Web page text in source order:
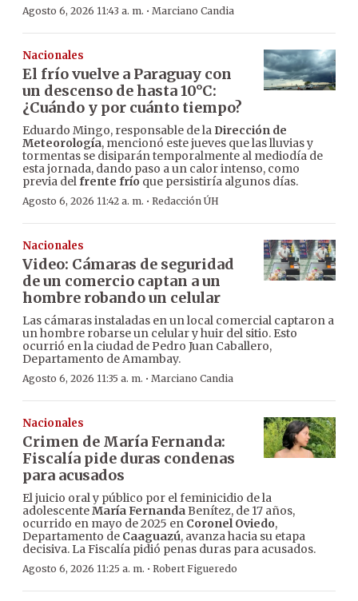
Agosto 6, 2026 11:43 a. m. · Marciano Candia
Nacionales
El frío vuelve a Paraguay con
un descenso de hasta 10°C:
¿Cuándo y por cuánto tiempo?
Eduardo Mingo, responsable de la Dirección de
Meteorología, mencionó este jueves que las lluvias y
tormentas se disiparán temporalmente al mediodía de
esta jornada, dando paso a un calor intenso, como
previa delfrente frío que persistiría algunos días.
Agosto 6, 2026 11:42 a. m. · Redacción ÚH
Nacionales
Video: Cámaras de seguridad
de un comercio captan a un
hombre robando un celular
Las cámaras instaladas en un local comercial captaron a
un hombre robarse un celular y huir del sitio. Esto
ocurrió en la ciudad de Pedro Juan Caballero,
Departamento de Amambay.
Agosto 6, 2026 11:35 a. m. · Marciano Candia
Nacionales
Crimen de María Fernanda:
Fiscalía pide duras condenas
para acusados
El juicio oral y público por el feminicidio de la
adolescenteMaría FernandaBenítez, de 17 años,
ocurrido en mayo de 2025 en Coronel Oviedo,
Departamento de Caaguazú, avanza hacia su etapa
decisiva. La Fiscalía pidió penas duras para acusados.
Agosto 6, 2026 11:25 a. m. · Robert Figueredo